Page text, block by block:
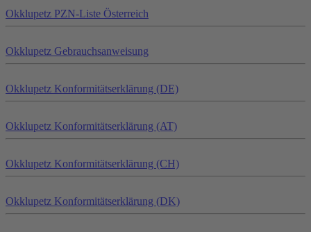
Okklupetz PZN-Liste Österreich
Okklupetz Gebrauchsanweisung
Okklupetz Konformitätserklärung (DE)
Okklupetz Konformitätserklärung (AT)
Okklupetz Konformitätserklärung (CH)
Okklupetz Konformitätserklärung (DK)